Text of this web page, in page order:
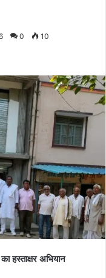
0 10
हस्ताक्षर अभियान